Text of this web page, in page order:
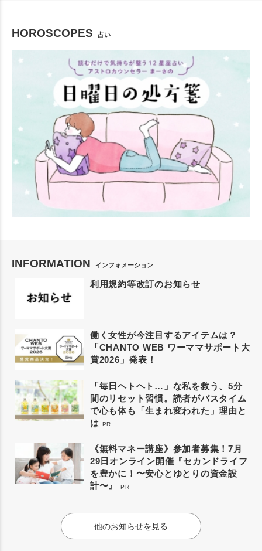
HOROSCOPES 占い
INFORMATION インフォメーション
利用規約等改訂のお知らせ
働く女性が今注目するアイテムは？
「CHANTO WEB ワーママサポート大
賞2026」発表！
「毎日ヘトヘト…」な私を救う、5分
間のリセット習慣。読者がバスタイム
で心も体も「生まれ変われた」理由と
は PR
《無料マネー講座》参加者募集！7月
29日オンライン開催『セカンドライフ
を豊かに！〜安心とゆとりの資金設
計〜』
PR
他のお知らせを見る